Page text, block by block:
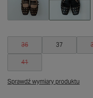
36 37
41
Sprawdź wymiary produktu